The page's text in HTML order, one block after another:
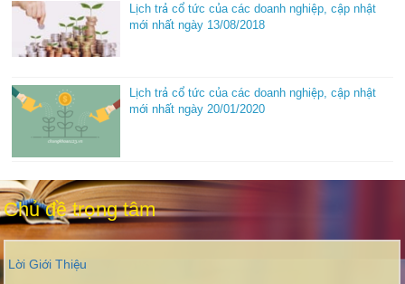
Lịch trả cổ tức của các doanh nghiệp, cập nhật
mới nhất ngày 13/08/2018
Lịch trả cổ tức của các doanh nghiệp, cập nhật
mới nhất ngày 20/01/2020
Chủ đề trọng tâm
Lời Giới Thiệu